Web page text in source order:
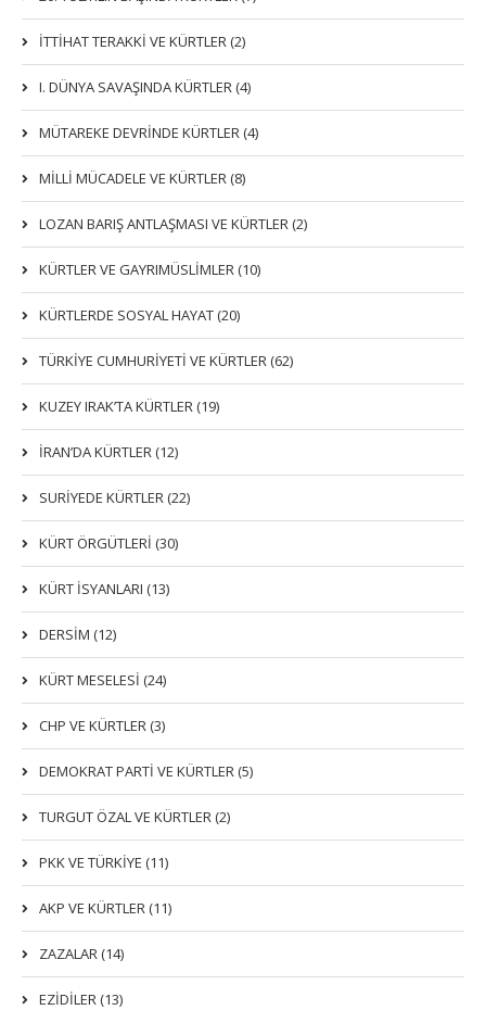
İTTIHAT TERAKKI VE KÜRTLER (2)
I. DÜNYA SAVAŞINDA KÜRTLER (4)
MÜTAREKE DEVRİNDE KÜRTLER (4)
MİLLİ MÜCADELE VE KÜRTLER (8)
LOZAN BARIŞ ANTLAŞMASI VE KÜRTLER (2)
KÜRTLER VE GAYRIMÜSLIMLER (10)
KÜRTLERDE SOSYAL HAYAT (20)
TÜRKİYE CUMHURİYETİ VE KÜRTLER (62)
KUZEY IRAK’TA KÜRTLER (19)
İRAN’DA KÜRTLER (12)
SURİYEDE KÜRTLER (22)
KÜRT ÖRGÜTLERİ (30)
KÜRT İSYANLARI (13)
DERSIM (12)
KÜRT MESELESİ (24)
CHP VE KÜRTLER (3)
DEMOKRAT PARTI VE KÜRTLER (5)
TURGUT ÖZAL VE KÜRTLER (2)
PKK VE TÜRKIYE (11)
AKP VE KÜRTLER (11)
ZAZALAR (14)
EZIDILER (13)